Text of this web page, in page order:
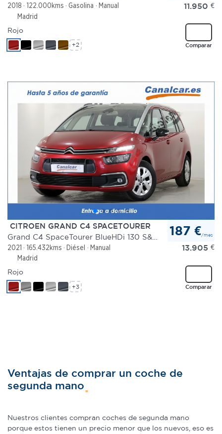
2018 122.000kms Gasolina
Manual
Madrid
11.950 €
Comparar
Rojo
+2
CITROEN GRAND C4 SPACETOURER
2021 165.432kms Diésel
Manual
Madrid
187 €/mes
13.905 €
Comparar
Rojo
+3
Ventajas de comprar un coche de
segunda mano
Nuestros clientes compran coches de segunda mano
porque estos tienen un precio menor que los nuevos, eso es